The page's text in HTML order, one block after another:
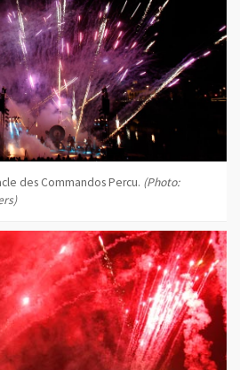
des Commandos Percu. (Photo: